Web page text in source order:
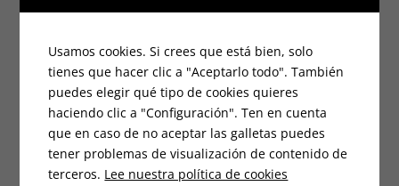
octubre 2025
agosto 2025
julio 2025
junio 2025
mayo 2025
Usamos cookies. Si crees que está bien, solo
tienes que hacer clic a "Aceptarlo todo". También
puedes elegir qué tipo de cookies quieres
haciendo clic a "Configuración". Ten en cuenta
que en caso de no aceptar las galletas puedes
tener problemas de visualización de contenido de
terceros. Lee nuestra política de cookies